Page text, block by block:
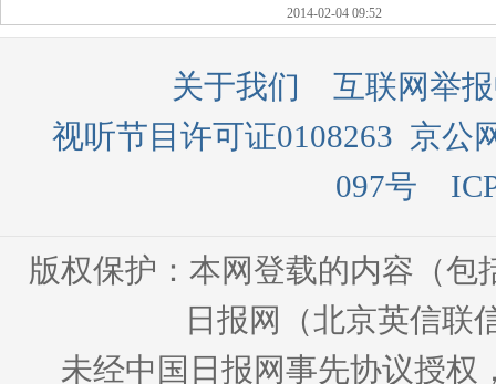
2014-02-04 09:52
关于我们
互联网举
视听节目许可证0108263 京公
097号
版权保护：本网登载的内容（
日报网（北京英信联
未经中国日报网事先协议授权